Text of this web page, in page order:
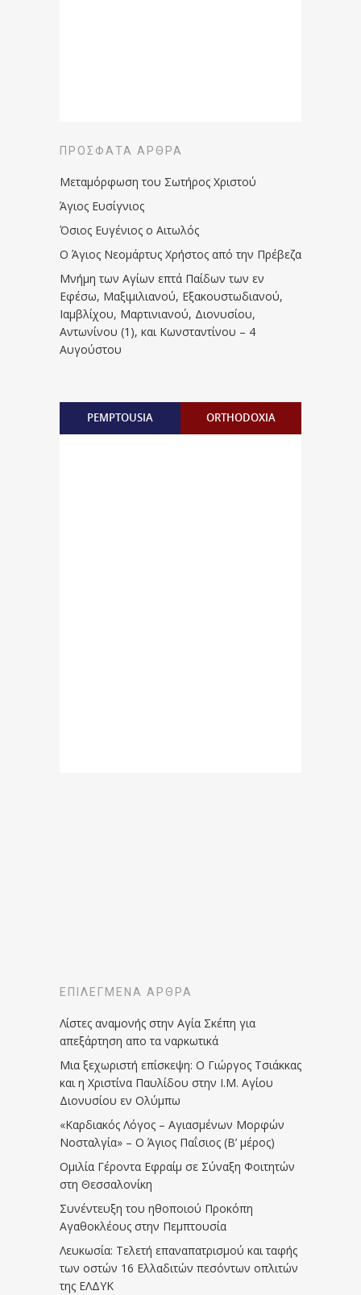
ΠΡΌΣΦΑΤΑ ΆΡΘΡΑ
Μεταμόρφωση του Σωτήρος Χριστού
Άγιος Ευσίγνιος
Όσιος Ευγένιος ο Αιτωλός
Ο Άγιος Νεομάρτυς Χρήστος από την Πρέβεζα
Μνήμη των Aγίων επτά Παίδων των εν
Eφέσω, Mαξιμιλιανού, Eξακουστωδιανού,
Iαμβλίχου, Mαρτινιανού, Διονυσίου,
Aντωνίνου (1), και Kωνσταντίνου – 4
Αυγούστου
PEMPTOUSIA ORTHODOXIA
ΕΠΙΛΕΓΜΈΝΑ ΆΡΘΡΑ
Λίστες αναμονής στην Αγία Σκέπη για
απεξάρτηση απο τα ναρκωτικά
Μια ξεχωριστή επίσκεψη: Ο Γιώργος Τσιάκκας
και η Χριστίνα Παυλίδου στην Ι.Μ. Αγίου
Διονυσίου εν Ολύμπω
«Καρδιακός Λόγος – Αγιασμένων Μορφών
Νοσταλγία» – Ο Άγιος Παΐσιος (Β’ μέρος)
Ομιλία Γέροντα Εφραίμ σε Σύναξη Φοιτητών
στη Θεσσαλονίκη
Συνέντευξη του ηθοποιού Προκόπη
Αγαθοκλέους στην Πεμπτουσία
Λευκωσία: Τελετή επαναπατρισμού και ταφής
των οστών 16 Ελλαδιτών πεσόντων οπλιτών
της ΕΛΔΥΚ